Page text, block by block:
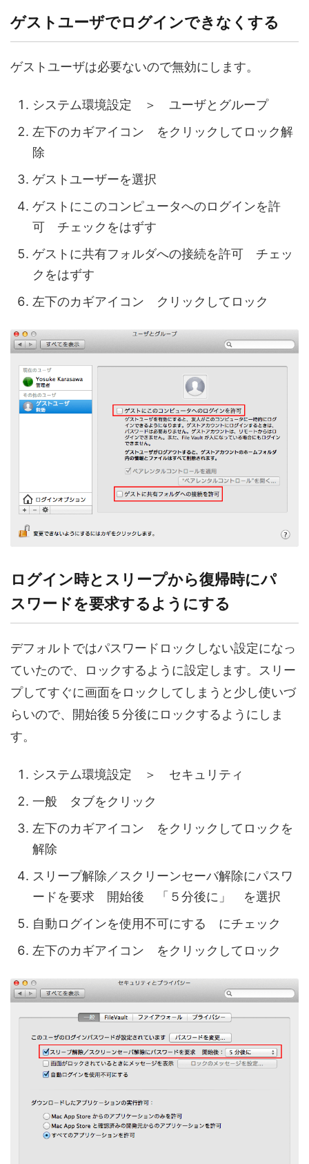
ゲストユーザでログインできなくする
ゲストユーザは必要ないので無効にします。
システム環境設定 ＞ ユーザとグループ
左下のカギアイコン をクリックしてロック解
除
ゲストユーザーを選択
ゲストにこのコンピュータへのログインを許
可 チェックをはずす
ゲストに共有フォルダへの接続を許可 チェッ
クをはずす
左下のカギアイコン クリックしてロック
ログイン時とスリープから復帰時にパ
スワードを要求するようにする
デフォルトではパスワードロックしない設定になっ
ていたので、ロックするように設定します。スリー
プしてすぐに画面をロックしてしまうと少し使いづ
らいので、開始後５分後にロックするようにしま
す。
システム環境設定 ＞ セキュリティ
一般 タブをクリック
左下のカギアイコン をクリックしてロックを
解除
スリープ解除／スクリーンセーバ解除にパスワ
ードを要求 開始後 「５分後に」 を選択
自動ログインを使用不可にする にチェック
左下のカギアイコン をクリックしてロック